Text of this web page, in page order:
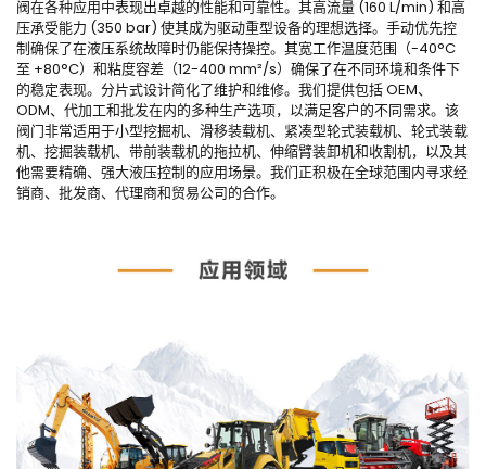
阀在各种应用中表现出卓越的性能和可靠性。其高流量 (160 L/min) 和高
压承受能力 (350 bar) 使其成为驱动重型设备的理想选择。手动优先控
制确保了在液压系统故障时仍能保持操控。其宽工作温度范围（-40°C
至 +80°C）和粘度容差（12-400 mm²/s）确保了在不同环境和条件下
的稳定表现。分片式设计简化了维护和维修。我们提供包括 OEM、
ODM、代加工和批发在内的多种生产选项，以满足客户的不同需求。该
阀门非常适用于小型挖掘机、滑移装载机、紧凑型轮式装载机、轮式装载
机、挖掘装载机、带前装载机的拖拉机、伸缩臂装卸机和收割机，以及其
他需要精确、强大液压控制的应用场景。我们正积极在全球范围内寻求经
销商、批发商、代理商和贸易公司的合作。